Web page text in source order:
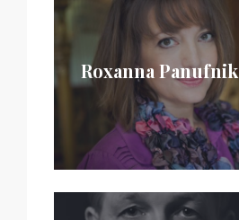
Roxanna Panufnik